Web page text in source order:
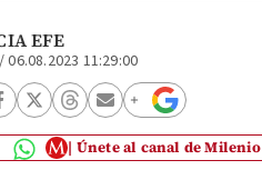
EFE
/06.08.2023 11:29:00
Únete al canal de Milenio